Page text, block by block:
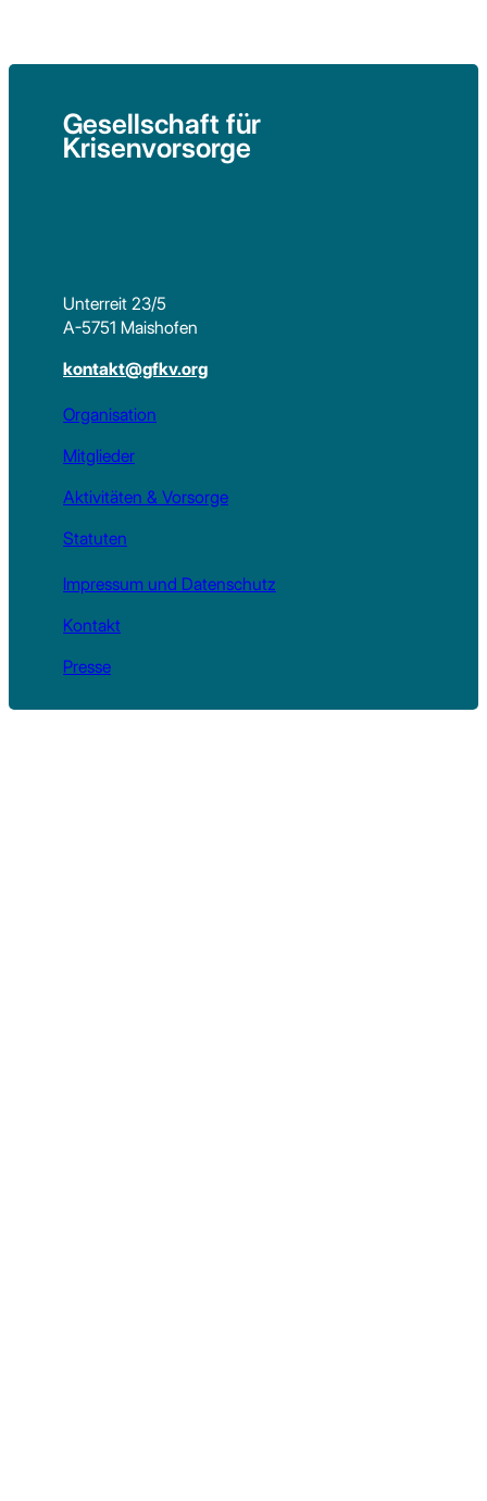
Gesellschaft für
Krisenvorsorge
Unterreit 23/5
A-5751 Maishofen
kontakt@gfkv.org
Organisation
Mitglieder
Aktivitäten & Vorsorge
Statuten
Impressum und Datenschutz
Kontakt
Presse